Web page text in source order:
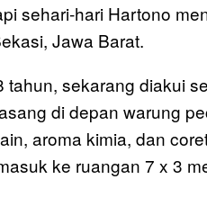
sehari-hari Hartono
Jawa Barat.
tahun, sekarang diakui
di depan warung
aroma kimia, dan
ke ruangan 7 x 3